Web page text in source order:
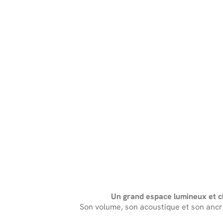
Un grand espace lumineux et
Son volume, son acoustique et son